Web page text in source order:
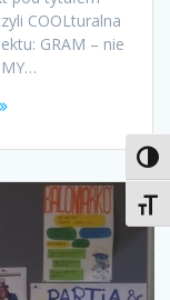
COOLturalna
GRAM – nie